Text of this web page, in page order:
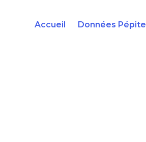
Accueil Données Pépite